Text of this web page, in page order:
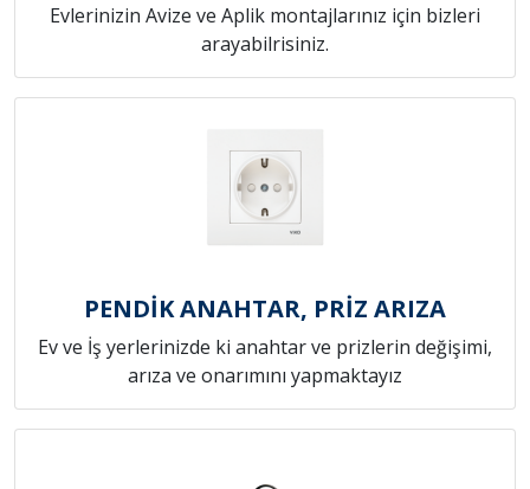
Evlerinizin Avize ve Aplik montajlarınız için bizleri
arayabilrisiniz.
PENDİK ANAHTAR, PRİZ ARIZA
Ev ve İş yerlerinizde ki anahtar ve prizlerin değişimi,
arıza ve onarımını yapmaktayız